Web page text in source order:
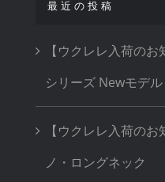
最近の投稿
【ウクレレ入荷の
シリーズ Newモデル
【ウクレレ入荷の
ノ・ロングネック